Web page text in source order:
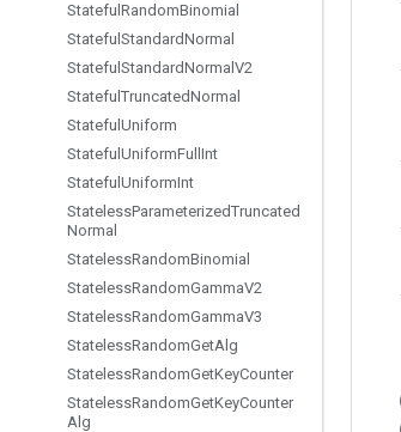
Stateful RandomBinomial
Stateful StandardNormal
Stateful StandardNormal V2
Stateful TruncatedNormal
Stateful Uniform
Stateful UniformFull Int
Stateful UniformInt
StatelessParameterizedTruncated
Normal
StatelessRandomBinomial
StatelessRandomGammaV2
StatelessRandomGammaV3
StatelessRandomGetAlg
StatelessRandomGetKeyCounter
StatelessRandomGetKeyCounter
Alg